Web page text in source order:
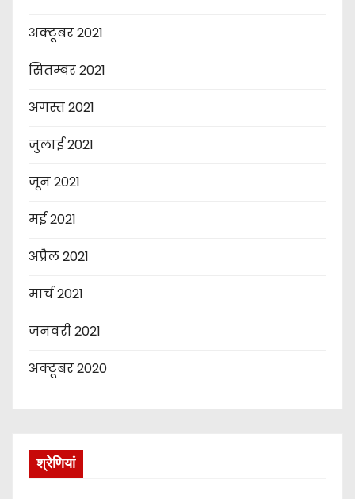
अक्टूबर 2021
सितम्बर 2021
अगस्त 2021
जुलाई 2021
जून 2021
मई 2021
अप्रैल 2021
मार्च 2021
जनवरी 2021
अक्टूबर 2020
श्रेणियां